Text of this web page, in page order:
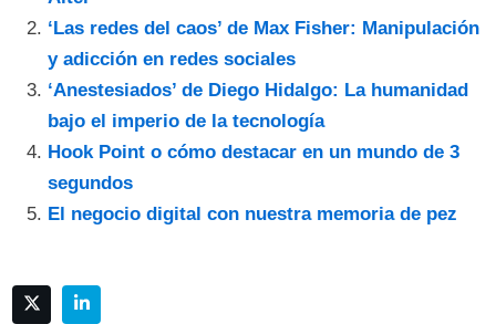
‘Las redes del caos’ de Max Fisher: Manipulación
y adicción en redes sociales
‘Anestesiados’ de Diego Hidalgo: La humanidad
bajo el imperio de la tecnología
Hook Point o cómo destacar en un mundo de 3
segundos
El negocio digital con nuestra memoria de pez